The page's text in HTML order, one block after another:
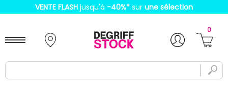
VENTE FLASH jusqu'à -40%* sur une sélection
0